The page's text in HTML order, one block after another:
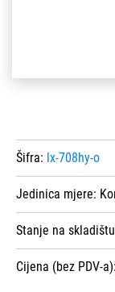
Šifra: lx-708hy-o
Jedinica mjere:
Stanje na
Cijena (bez PDV-